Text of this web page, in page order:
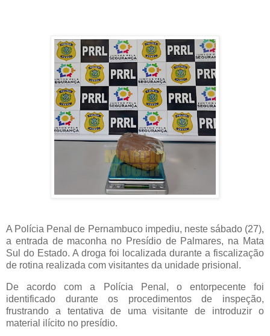
A Polícia Penal de Pernambuco impediu, neste sábado (27),
a entrada de maconha no Presídio de Palmares, na Mata
Sul do Estado. A droga foi localizada durante a fiscalização
de rotina realizada com visitantes da unidade prisional.
De acordo com a Polícia Penal, o entorpecente foi
identificado durante os procedimentos de inspeção,
frustrando a tentativa de uma visitante de introduzir o
material ilícito no presídio.